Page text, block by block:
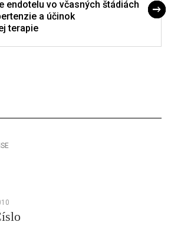
endotelu vo včasných štádiách
a účinok
terapie